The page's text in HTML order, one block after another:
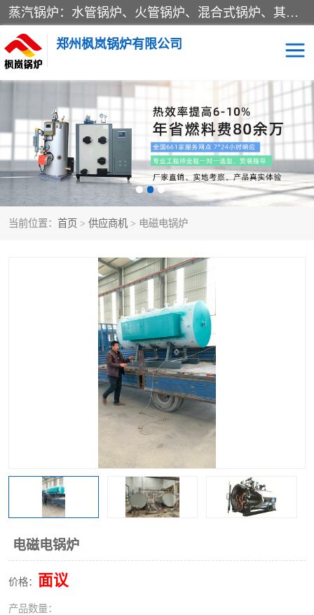
蒸汽锅炉：水管锅炉、火管锅炉、混合式锅炉、其他蒸汽锅炉； 热水锅炉：家用型集中供暖用热水锅炉、其他热水锅炉； 有机热载体锅炉； 船用蒸汽锅炉； （锅炉用辅助设备及装置）蒸汽冷凝器：表面冷凝器、混合式冷凝器、空冷式冷凝器、其他蒸汽冷凝器； 锅炉用辅助设备：节热器、蒸汽收集器、蓄能器、烟垢清除器、气体回收器、泥渣刮除器、空气预热器、其他锅炉用辅助设备；
郑州枫岚锅炉有限公司
当前位置： 首页 > 供应商机 > 电磁电锅炉
电磁电锅炉
价格： 面议
产品数量：